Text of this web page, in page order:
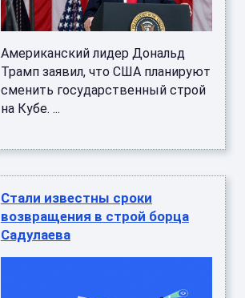
Американский лидер Дональд
Трамп заявил, что США планируют
сменить государственный строй
на Кубе. ...
Стали известны сроки
возвращения в строй борца
Садулаева